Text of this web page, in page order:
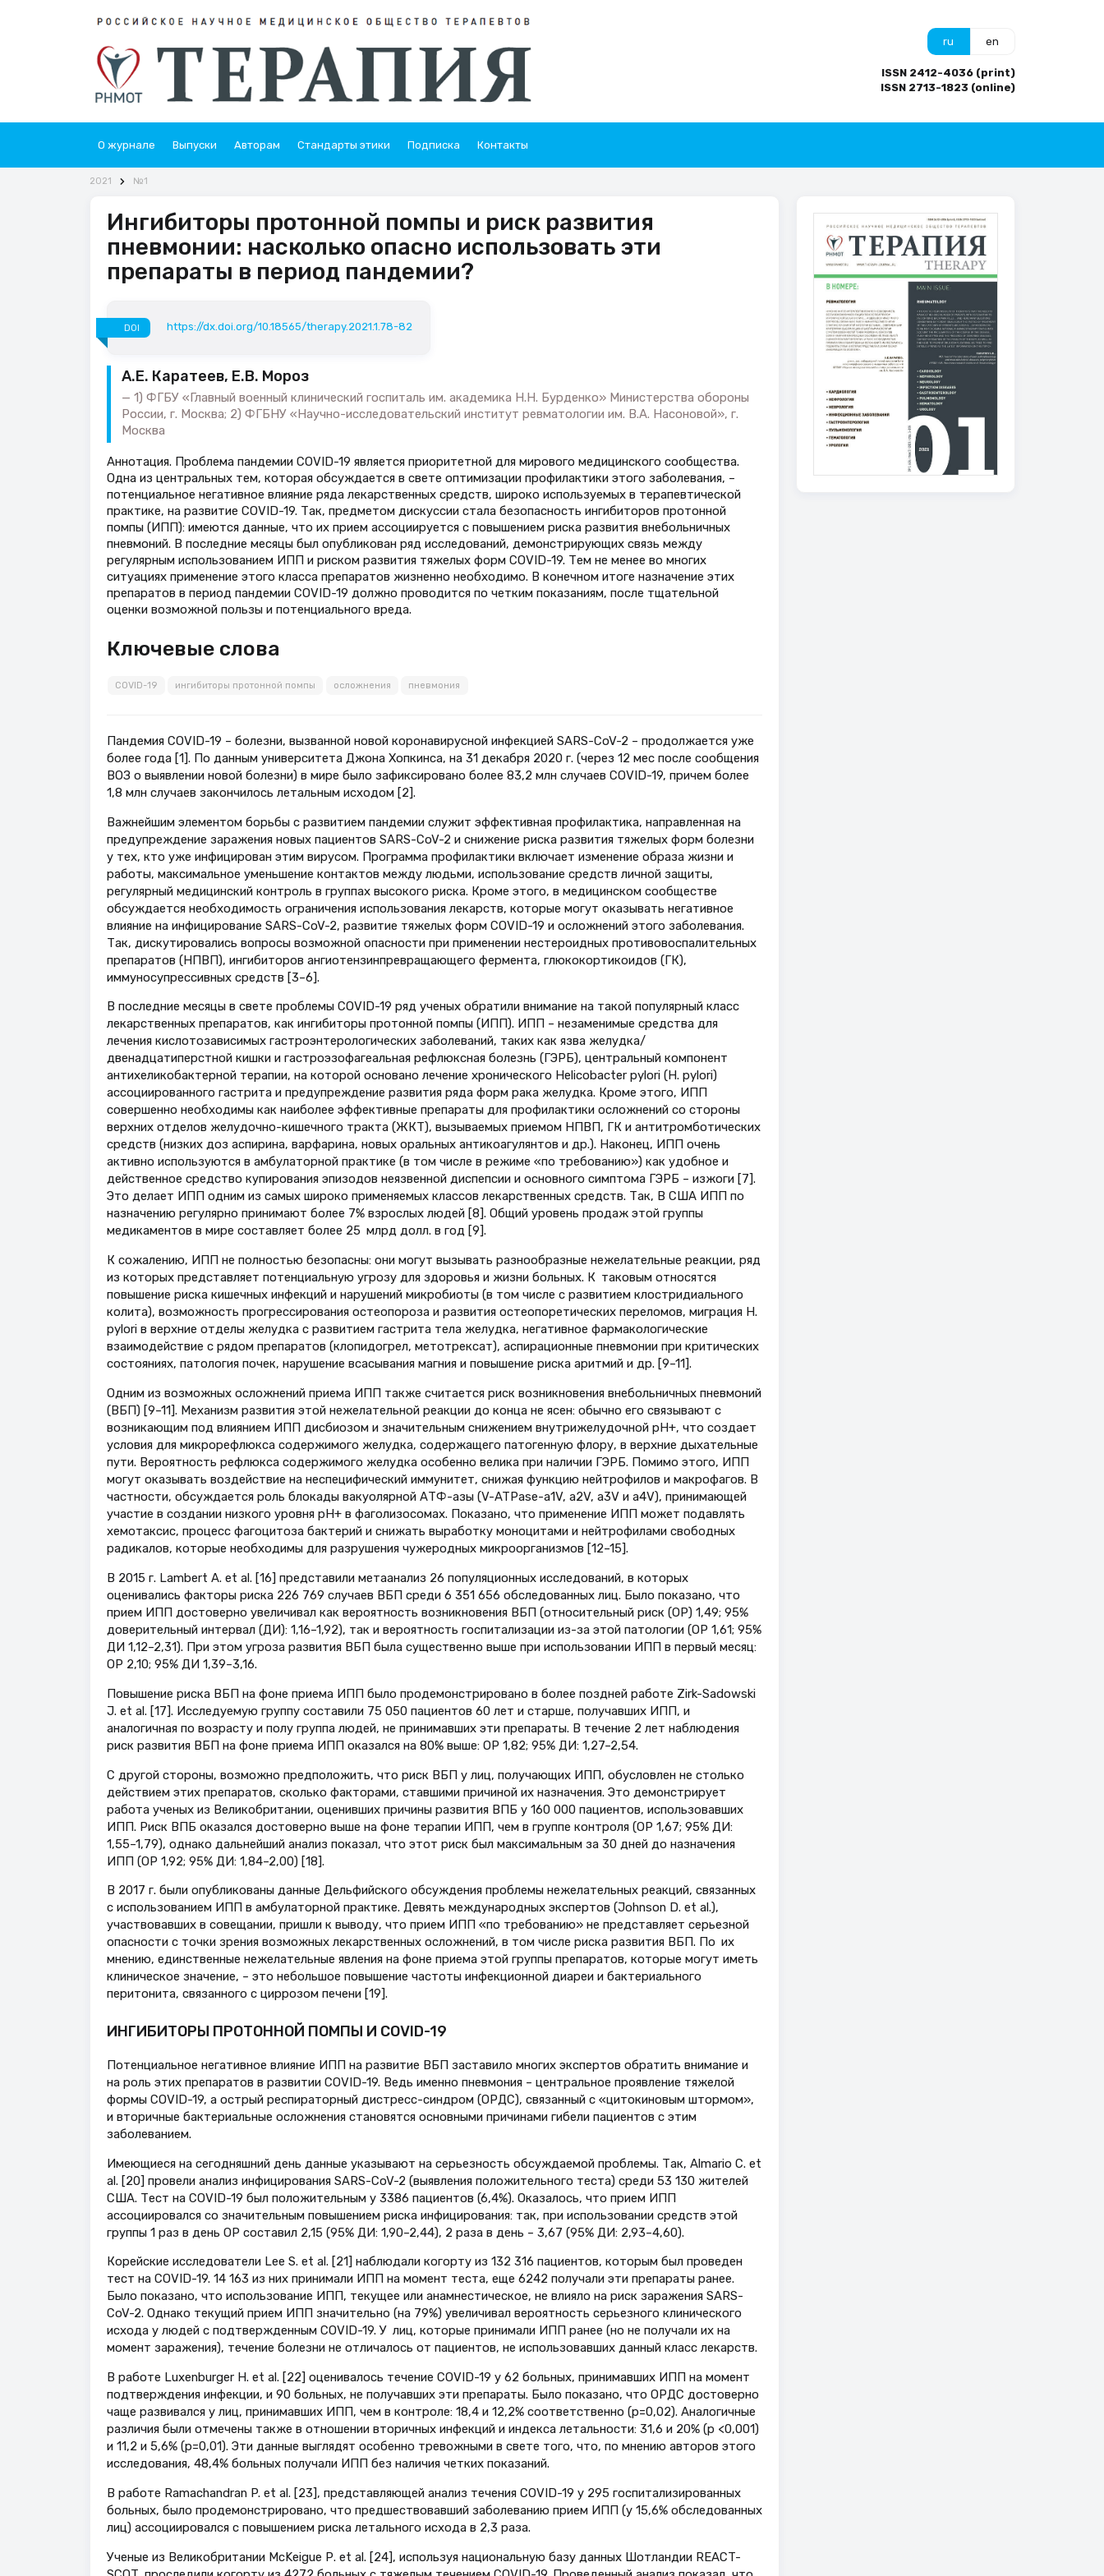
ru en
ISSN 2412-4036 (print)
ISSN 2713-1823 (online)
О журнале Выпуски Авторам Стандарты этики Подписка Контакты
2021 №1
Ингибиторы протонной помпы и риск развития
пневмонии: насколько опасно использовать эти
препараты в период пандемии?
DOI https://dx.doi.org/10.18565/therapy.2021.1.78-82
А.Е. Каратеев, Е.В. Мороз
1) ФГБУ «Главный военный клинический госпиталь им. академика Н.Н. Бурденко» Министерства обороны
России, г. Москва; 2) ФГБНУ «Научно-исследовательский институт ревматологии им. В.А. Насоновой», г.
Москва
Аннотация. Проблема пандемии COVID-19 является приоритетной для мирового медицинского сообщества.
Одна из центральных тем, которая обсуждается в свете оптимизации профилактики этого заболевания, –
потенциальное негативное влияние ряда лекарственных средств, широко используемых в терапевтической
практике, на развитие COVID-19. Так, предметом дискуссии стала безопасность ингибиторов протонной
помпы (ИПП): имеются данные, что их прием ассоциируется с повышением риска развития внебольничных
пневмоний. В последние месяцы был опубликован ряд исследований, демонстрирующих связь между
регулярным использованием ИПП и риском развития тяжелых форм COVID-19. Тем не менее во многих
ситуациях применение этого класса препаратов жизненно необходимо. В конечном итоге назначение этих
препаратов в период пандемии COVID-19 должно проводится по четким показаниям, после тщательной
оценки возможной пользы и потенциального вреда.
Ключевые слова
COVID-19 ингибиторы протонной помпы осложнения пневмония
Пандемия COVID-19 – болезни, вызванной новой коронавирусной инфекцией SARS-CoV-2 – продолжается уже
более года [1]. По данным университета Джона Хопкинса, на 31 декабря 2020 г. (через 12 мес после сообщения
ВОЗ о выявлении новой болезни) в мире было зафиксировано более 83,2 млн случаев COVID-19, причем более
1,8 млн случаев закончилось летальным исходом [2].
Важнейшим элементом борьбы с развитием пандемии служит эффективная профилактика, направленная на
предупреждение заражения новых пациентов SARS-CoV-2 и снижение риска развития тяжелых форм болезни
у тех, кто уже инфицирован этим вирусом. Программа профилактики включает изменение образа жизни и
работы, максимальное уменьшение контактов между людьми, использование средств личной защиты,
регулярный медицинский контроль в группах высокого риска. Кроме этого, в медицинском сообществе
обсуждается необходимость ограничения использования лекарств, которые могут оказывать негативное
влияние на инфицирование SARS-CoV-2, развитие тяжелых форм COVID-19 и осложнений этого заболевания.
Так, дискутировались вопросы возможной опасности при применении нестероидных противовоспалительных
препаратов (НПВП), ингибиторов ангиотензинпревращающего фермента, глюкокортикоидов (ГК),
иммуносупрессивных средств [3–6].
В последние месяцы в свете проблемы COVID-19 ряд ученых обратили внимание на такой популярный класс
лекарственных препаратов, как ингибиторы протонной помпы (ИПП). ИПП – незаменимые средства для
лечения кислотозависимых гастроэнтерологических заболеваний, таких как язва желудка/
двенадцатиперстной кишки и гастроэзофагеальная рефлюксная болезнь (ГЭРБ), центральный компонент
антихеликобактерной терапии, на которой основано лечение хронического Helicobacter pylori (H. pylori)
ассоциированного гастрита и предупреждение развития ряда форм рака желудка. Кроме этого, ИПП
совершенно необходимы как наиболее эффективные препараты для профилактики осложнений со стороны
верхних отделов желудочно-кишечного тракта (ЖКТ), вызываемых приемом НПВП, ГК и антитромботических
средств (низких доз аспирина, варфарина, новых оральных антикоагулянтов и др.). Наконец, ИПП очень
активно используются в амбулаторной практике (в том числе в режиме «по требованию») как удобное и
действенное средство купирования эпизодов неязвенной диспепсии и основного симп­тома ГЭРБ – изжоги [7].
Это делает ИПП одним из самых широко применяемых классов лекарственных средств. Так, В США ИПП по
назначению регулярно принимают более 7% взрослых людей [8]. Общий уровень продаж этой группы
медикаментов в мире составляет более 25 млрд долл. в год [9].
К сожалению, ИПП не полностью безопасны: они могут вызывать разнообразные нежелательные реакции, ряд
из которых представляет потенциальную угрозу для здоровья и жизни больных. К таковым относятся
повышение риска кишечных инфекций и нарушений микробиоты (в том числе с развитием клостридиального
колита), возможность прогрессирования остеопороза и развития остеопоретических переломов, миграция H.
pylori в верхние отделы желудка с развитием гастрита тела желудка, негативное фармакологические
взаимодействие с рядом препаратов (клопидогрел, метотрексат), аспирационные пневмонии при критических
состояниях, патология почек, нарушение всасывания магния и повышение риска аритмий и др. [9–11].
Одним из возможных осложнений приема ИПП также считается риск возникновения внебольничных пневмоний
(ВБП) [9–11]. Механизм развития этой нежелательной реакции до конца не ясен: обычно его связывают с
возникающим под влиянием ИПП дисбиозом и значительным снижением внутрижелудочной рН+, что создает
условия для микрорефлюкса содержимого желудка, содержащего патогенную флору, в верхние дыхательные
пути. Вероятность рефлюкса содержимого желудка особенно велика при наличии ГЭРБ. Помимо этого, ИПП
могут оказывать воздействие на неспецифический иммунитет, снижая функцию нейтрофилов и макрофагов. В
частности, обсуждается роль блокады вакуолярной АТФ-азы (V-ATPase-a1V, a2V, a3V и a4V), принимающей
участие в создании низкого уровня рН+ в фаголизосомах. Показано, что применение ИПП может подавлять
хемотаксис, процесс фагоцитоза бактерий и снижать выработку моноцитами и нейтрофилами свободных
радикалов, которые необходимы для разрушения чужеродных микроорганизмов [12–15].
В 2015 г. Lambert А. et al. [16] представили метаанализ 26 популяционных исследований, в которых
оценивались факторы риска 226 769 случаев ВБП среди 6 351 656 обследованных лиц. Было показано, что
прием ИПП достоверно увеличивал как вероятность возникновения ВБП (относительный риск (ОР) 1,49; 95%
доверительный интервал (ДИ): 1,16–1,92), так и вероятность госпитализации из-за этой патологии (ОР 1,61; 95%
ДИ 1,12–2,31). При этом угроза развития ВБП была существенно выше при использовании ИПП в первый месяц:
ОР 2,10; 95% ДИ 1,39–3,16.
Повышение риска ВБП на фоне приема ИПП было продемонстрировано в более поздней работе Zirk-Sadowski
J. et al. [17]. Исследуемую группу составили 75 050 пациентов 60 лет и старше, получавших ИПП, и
аналогичная по возрасту и полу группа людей, не принимавших эти препараты. В течение 2 лет наблюдения
риск развития ВБП на фоне приема ИПП оказался на 80% выше: ОР 1,82; 95% ДИ: 1,27–2,54.
С другой стороны, возможно предположить, что риск ВБП у лиц, получающих ИПП, обусловлен не столько
действием этих препаратов, сколько факторами, ставшими причиной их назначения. Это демонстрирует
работа ученых из Великобритании, оценивших причины развития ВПБ у 160 000 пациентов, использовавших
ИПП. Риск ВПБ оказался достоверно выше на фоне терапии ИПП, чем в группе контроля (ОР 1,67; 95% ДИ:
1,55–1,79), однако дальнейший анализ показал, что этот риск был максимальным за 30 дней до назначения
ИПП (ОР 1,92; 95% ДИ: 1,84–2,00) [18].
В 2017 г. были опубликованы данные Дель­фийского обсуждения проблемы нежелательных реакций, связанных
с использованием ИПП в амбулаторной практике. Девять международных экспертов (Johnson D. et al.),
участвовавших в совещании, пришли к выводу, что прием ИПП «по требованию» не представляет серьезной
опасности с точки зрения возможных лекарственных осложнений, в том числе риска развития ВБП. По их
мнению, единственные нежелательные явления на фоне приема этой группы препаратов, которые могут иметь
клиническое значение, – это небольшое повышение частоты инфекционной диареи и бактериального
перитонита, связанного с циррозом печени [19].
ИНГИБИТОРЫ ПРОТОННОЙ ПОМПЫ И COVID-19
Потенциальное негативное влияние ИПП на развитие ВБП заставило многих экспертов обратить внимание и
на роль этих препаратов в развитии COVID-19. Ведь именно пневмония – центральное проявление тяжелой
формы COVID-19, а острый респираторный дистресс-синдром (ОРДС), связанный с «цитокиновым штормом»,
и вторичные бактериальные осложнения становятся основными причинами гибели пациентов с этим
заболеванием.
Имеющиеся на сегодняшний день данные указывают на серьезность обсуждаемой проблемы. Так, Almario С. et
al. [20] провели анализ инфицирования SARS-CoV-2 (выявления положительного теста) среди 53 130 жителей
США. Тест на COVID-19 был положительным у 3386 пациентов (6,4%). Оказалось, что прием ИПП
ассоциировался со значительным повышением риска инфицирования: так, при использовании средств этой
группы 1 раз в день ОР составил 2,15 (95% ДИ: 1,90–2,44), 2 раза в день – 3,67 (95% ДИ: 2,93–4,60).
Корейские исследователи Lee S. et al. [21] наблюдали когорту из 132 316 пациентов, которым был проведен
тест на COVID-19. 14 163 из них принимали ИПП на момент теста, еще 6242 получали эти препараты ранее.
Было показано, что использование ИПП, текущее или анамнестическое, не влияло на риск заражения SARS-
CoV-2. Однако текущий прием ИПП значительно (на 79%) увеличивал вероятность серьезного клинического
исхода у людей с подтвержденным COVID-19. У лиц, которые принимали ИПП ранее (но не получали их на
момент заражения), течение болезни не отличалось от пациентов, не использовавших данный класс лекарств.
В работе Luxenburger H. et al. [22] оценивалось течение COVID-19 у 62 больных, принимавших ИПП на момент
подтверждения инфекции, и 90 больных, не получавших эти препараты. Было показано, что ОРДС достоверно
чаще развивался у лиц, принимавших ИПП, чем в контроле: 18,4 и 12,2% соответственно (р=0,02). Аналогичные
различия были отмечены также в отношении вторичных инфекций и индекса летальности: 31,6 и 20% (p <0,001)
и 11,2 и 5,6% (p=0,01). Эти данные выглядят особенно тревожными в свете того, что, по мнению авторов этого
исследования, 48,4% больных получали ИПП без наличия четких показаний.
В работе Ramachandran P. et al. [23], представляющей анализ течения COVID-19 у 295 госпитализированных
больных, было продемонстрировано, что предшествовавший заболеванию прием ИПП (у 15,6% обследованных
лиц) ассоциировался с повышением риска летального исхода в 2,3 раза.
Ученые из Великобритании McKeigue Р. et al. [24], используя национальную базу данных Шотландии REACT-